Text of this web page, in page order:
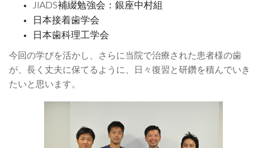
JIADS補綴勉強会：銀座中村組
日本接着歯学会
日本歯科理工学会
今回の学びを活かし、さらに当院で治療された患者様の歯
が、長く丈夫に保てるように、日々復習と研鑽を積んでいき
たいと思います。